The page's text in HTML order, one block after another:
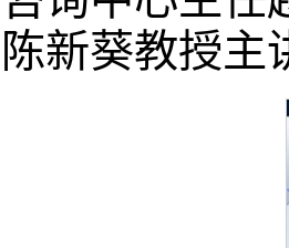
陈新葵教授主